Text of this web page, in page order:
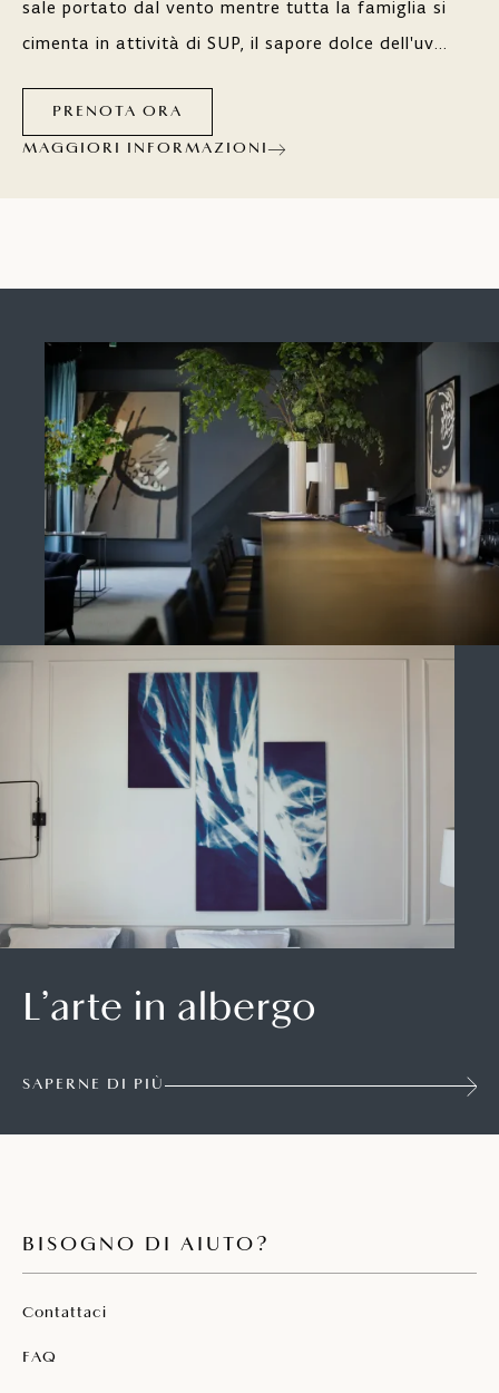
sale portato dal vento mentre tutta la famiglia si
cimenta in attività di SUP, il sapore dolce dell'uva
ingredienti freschi di prelibatezze locali nei migliori
ristoranti? Qualsiasi si il vostro desiderio, gli hotel,
PRENOTA ORA
MAGGIORI INFORMAZIONI
L’arte in albergo
SAPERNE DI PIÙ
BISOGNO DI AIUTO?
Contattaci
FAQ